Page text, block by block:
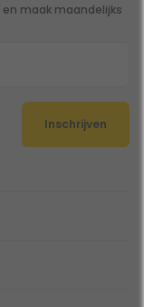
maak maandelijks
Inschrijven